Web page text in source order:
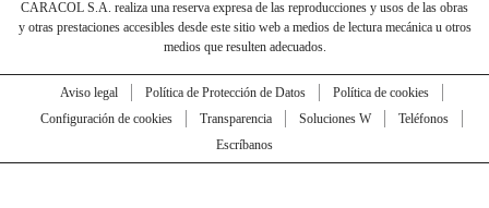
CARACOL S.A. realiza una reserva expresa de las reproducciones y usos de las obras
y otras prestaciones accesibles desde este sitio web a medios de lectura mecánica u otros
medios que resulten adecuados.
Aviso legal Política de Protección de Datos
Política de cookies
Configuración de cookies
Transparencia Soluciones W
Teléfonos
Escríbanos